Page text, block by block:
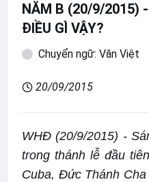
NĂM B (20/9/2015)
ĐIỀU GÌ VẬY?
Chuyển ngữ: Văn Việt
20/09/2015
WHĐ (20/9/2015) -
trong thánh lễ đầu
Cuba, Đức Thánh